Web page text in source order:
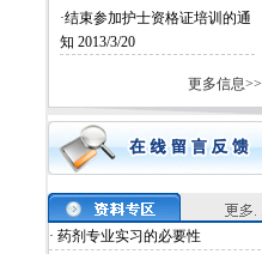
·结束参加护士资格证培训的通
知 2013/3/20
更多信息>>
· 药剂专业实习的必要性